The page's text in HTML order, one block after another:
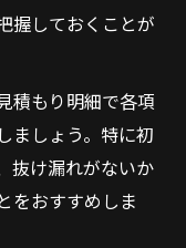
握しておくことが
積もり明細で各項
ましょう。特に初
抜け漏れがないか
をおすすめしま